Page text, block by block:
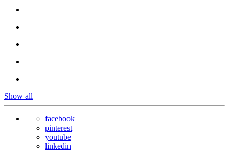
Show all
facebook
pinterest
youtube
linkedin